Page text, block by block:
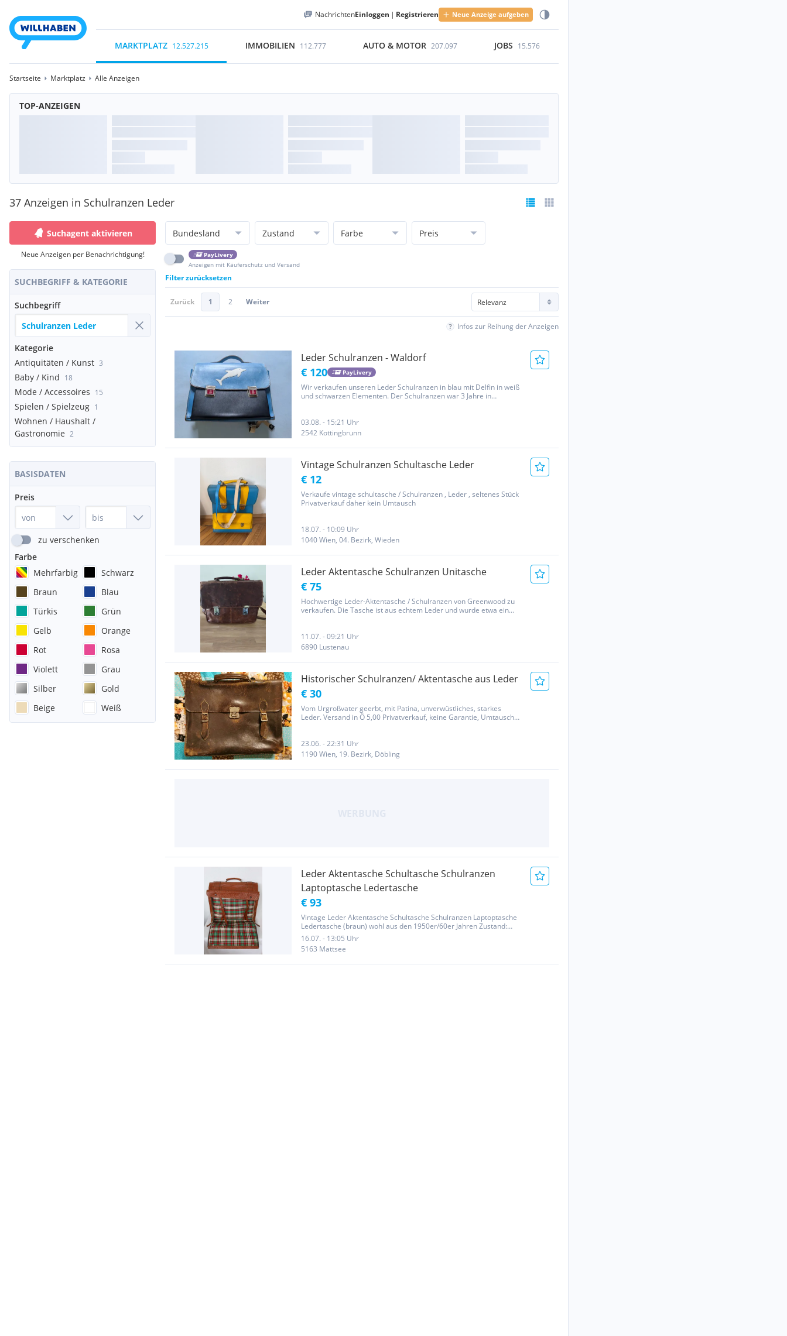
NachrichtenEinloggen | Registrieren Neue Anzeige aufgeben
MARKTPLATZ 12.527.215 IMMOBILIEN 112.777 AUTO & MOTOR 207.097 JOBS 15.576
Startseite Marktplatz Alle Anzeigen
TOP-ANZEIGEN
37 Anzeigen in Schulranzen Leder
Suchagent aktivieren
Neue Anzeigen per Benachrichtigung!
SUCHBEGRIFF & KATEGORIE
Suchbegriff
Kategorie
Antiquitäten / Kunst 3
Baby / Kind 18
Mode / Accessoires 15
Spielen / Spielzeug 1
Wohnen / Haushalt /
Gastronomie 2
BASISDATEN
Preis
zu verschenken
Farbe
Mehrfarbig
Schwarz
Braun
Blau
Türkis
Grün
Gelb
Orange
Rot
Rosa
Violett
Grau
Silber
Gold
Beige
Weiß
Bundesland Zustand Farbe Preis
PayLivery
Anzeigen mit Käuferschutz und Versand
Filter zurücksetzen
Zurück 1 2 Weiter
Infos zur Reihung der Anzeigen
Leder Schulranzen - Waldorf
€ 120 PayLivery
Wir verkaufen unseren Leder Schulranzen in blau mit Delfin in weiß
und schwarzen Elementen. Der Schulranzen war 3 Jahre in
03.08. - 15:21 Uhr
2542 Kottingbrunn
Vintage Schulranzen Schultasche Leder
€ 12
Verkaufe vintage schultasche / Schulranzen , Leder , seltenes Stück
Privatverkauf daher kein Umtausch
18.07. - 10:09 Uhr
1040 Wien, 04. Bezirk, Wieden
Leder Aktentasche Schulranzen Unitasche
€ 75
Hochwertige Leder-Aktentasche / Schulranzen von Greenwood zu
verkaufen. Die Tasche ist aus echtem Leder und wurde etwa ein
11.07. - 09:21 Uhr
6890 Lustenau
Historischer Schulranzen/ Aktentasche aus Leder
€ 30
Vom Urgroßvater geerbt, mit Patina, unverwüstliches, starkes
Leder. Versand in Ö 5,00 Privatverkauf, keine Garantie, Umtausch
23.06. - 22:31 Uhr
1190 Wien, 19. Bezirk, Döbling
Leder Aktentasche Schultasche Schulranzen
Laptoptasche Ledertasche
€ 93
Vintage Leder Aktentasche Schultasche Schulranzen Laptoptasche
Ledertasche (braun) wohl aus den 1950er/60er Jahren Zustand:
Alterstypischer, Gebrauchter Zustand, mit den typischen Abriebs-,
Alterungs- und Gebrauchsspuren aus der Zeit!!! Zustand und...
16.07. - 13:05 Uhr
5163 Mattsee